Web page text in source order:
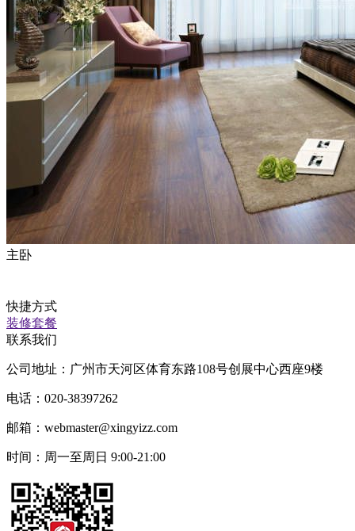
主卧
快捷方式
装修套餐
联系我们
公司地址：广州市天河区体育东路108号创展中心西座9楼
电话：020-38397262
邮箱：webmaster@xingyizz.com
时间：周一至周日 9:00-21:00